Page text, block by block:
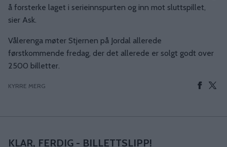
å forsterke laget i serieinnspurten og inn mot sluttspillet,
sier Ask.
Vålerenga møter Stjernen på Jordal allerede
førstkommende fredag, der det allerede er solgt godt over
2500 billetter.
KYRRE MERG
KLAR, FERDIG - BILLETTSLIPP!